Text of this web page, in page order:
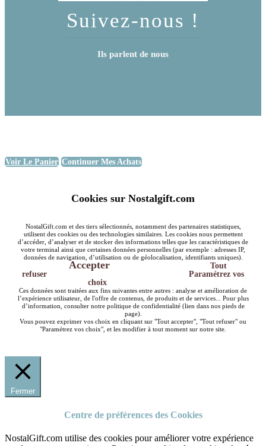
Suivez-nous !
Ils parlent de nous
Voir Le Panier Continuer Mes Achats
Cookies sur Nostalgift.com
NostalGift.com et des tiers sélectionnés, notamment des partenaires statistiques,
utilisent des cookies ou des technologies similaires. Les cookies nous permettent
d’accéder, d’analyser et de stocker des informations telles que les caractéristiques de
votre terminal ainsi que certaines données personnelles (par exemple : adresses IP,
données de navigation, d’utilisation ou de géolocalisation, identifiants uniques).
Accepter
Tout
refuser
Paramétrez vos
choix
Ces données sont traitées aux fins suivantes entre autres : analyse et amélioration de
l’expérience utilisateur, de l'offre de contenus, de produits et de services... Pour plus
d’information, consulter notre politique de confidentialité (lien dans nos pieds de
page).
Vous pouvez exprimer vos choix en cliquant sur "Tout accepter", "Tout refuser" ou
"Paramétrez vos choix", et les modifier à tout moment sur notre site.
Fermer
Centre de préférences des Cookies
NostalGift.com utilise des cookies pour améliorer votre expérience